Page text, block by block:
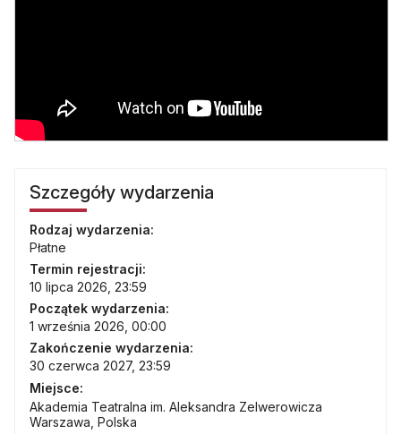
Szczegóły wydarzenia
Rodzaj wydarzenia:
Płatne
Termin rejestracji:
10 lipca 2026, 23:59
Początek wydarzenia:
1 września 2026, 00:00
Zakończenie wydarzenia:
30 czerwca 2027, 23:59
Miejsce:
Akademia Teatralna im. Aleksandra Zelwerowicza
Warszawa, Polska